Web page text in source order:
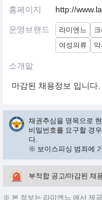
홈페이지 http://
운영브랜드 라미엔느
여성의류
악
소개말
마감된 채용정보 입니다.
채권추심을 명목으로
비밀번호를 요구할 경
다.
※ 보이스피싱 범죄에
부적합 공고/마감된 채
※ 본 정보는 라미엔느 에서 제